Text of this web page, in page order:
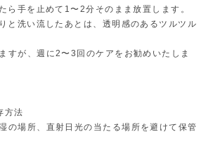
ら手を止めて1〜2分そのまま放置します。
と洗い流したあとは、透明感のあるツルツル
すが、週に2〜3回のケアをお勧めいたしま
方法
の場所、直射日光の当たる場所を避けて保管